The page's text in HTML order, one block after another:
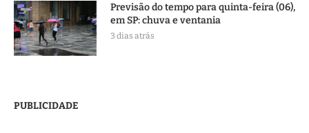
Previsão do tempo para quinta-feira (06),
em SP: chuva e ventania
3 dias atrás
PUBLICIDADE